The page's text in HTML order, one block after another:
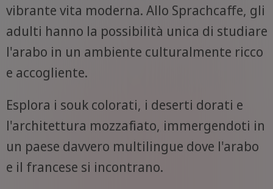
vibrante vita moderna. Allo Sprachcaffe, gli
adulti hanno la possibilità unica di studiare
l'arabo in un ambiente culturalmente ricco
e accogliente.
Esplora i souk colorati, i deserti dorati e
l'architettura mozzafiato, immergendoti in
un paese davvero multilingue dove l'arabo
e il francese si incontrano.